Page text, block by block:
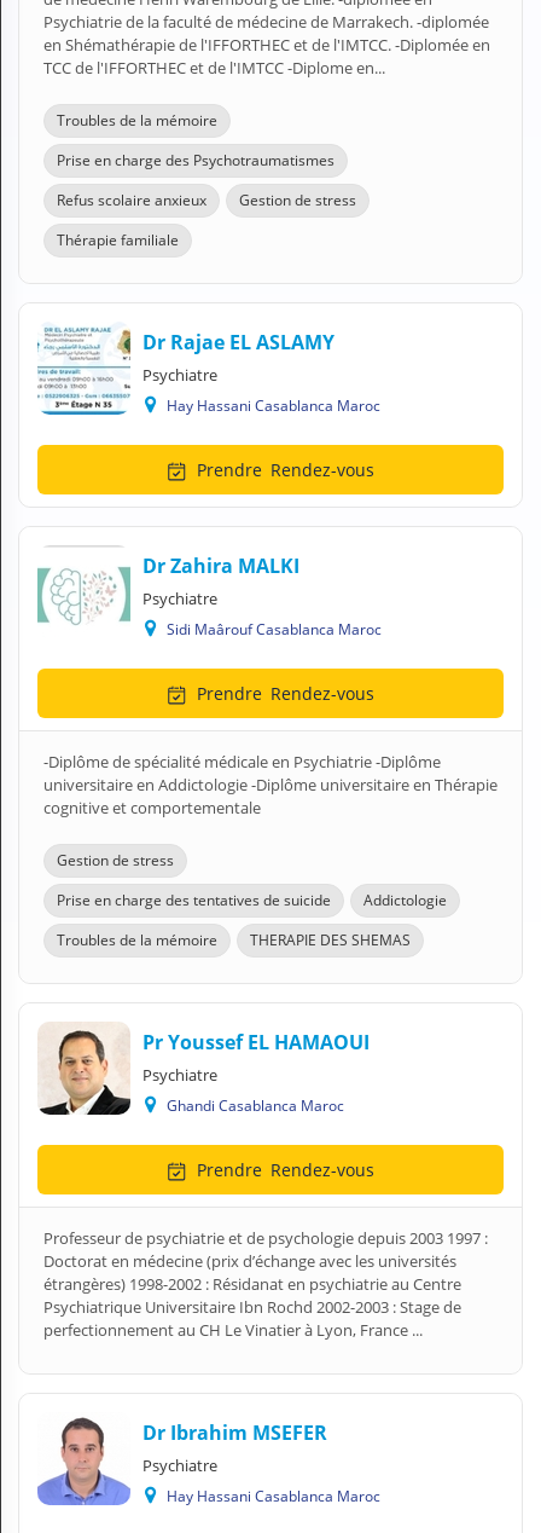
Psychiatrie de la faculté de médecine de Marrakech. -diplomée
en Shémathérapie de l'IFFORTHEC et de l'IMTCC. -Diplomée en
TCC de l'IFFORTHEC et de l'IMTCC -Diplome en...
Troubles de la mémoire
Prise en charge des Psychotraumatismes
Refus scolaire anxieux
Gestion de stress
Thérapie familiale
Dr Rajae EL ASLAMY
Psychiatre
Hay Hassani Casablanca Maroc
Prendre Rendez-vous
Dr Zahira MALKI
Psychiatre
Sidi Maârouf Casablanca Maroc
Prendre Rendez-vous
-Diplôme de spécialité médicale en Psychiatrie -Diplôme
universitaire en Addictologie -Diplôme universitaire en Thérapie
cognitive et comportementale
Gestion de stress
Prise en charge des tentatives de suicide
Addictologie
Troubles de la mémoire
THERAPIE DES SHEMAS
Pr Youssef EL HAMAOUI
Psychiatre
Ghandi Casablanca Maroc
Prendre Rendez-vous
Professeur de psychiatrie et de psychologie depuis 2003 1997 :
Doctorat en médecine (prix d’échange avec les universités
étrangères) 1998-2002 : Résidanat en psychiatrie au Centre
Psychiatrique Universitaire Ibn Rochd 2002-2003 : Stage de
perfectionnement au CH Le Vinatier à Lyon, France ...
Dr Ibrahim MSEFER
Psychiatre
Hay Hassani Casablanca Maroc